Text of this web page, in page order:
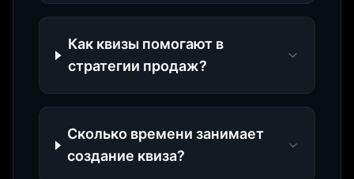
Как квизы помогают в
стратегии продаж?
Сколько времени занимает
создание квиза?